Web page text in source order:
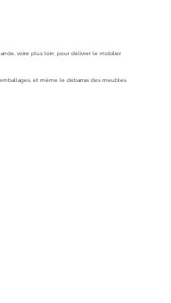
voire plus loin, pour délivrer le mobilier
et même le débarras des meubles